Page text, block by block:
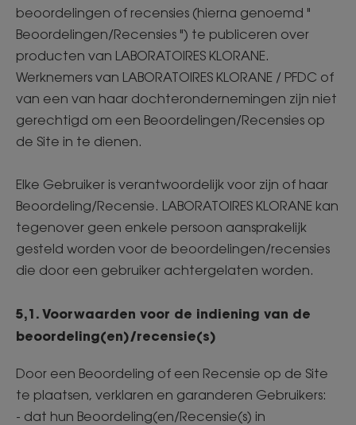
beoordelingen of recensies (hierna genoemd "
Beoordelingen/Recensies ") te publiceren over
producten van LABORATOIRES KLORANE.
Werknemers van LABORATOIRES KLORANE / PFDC of
van een van haar dochterondernemingen zijn niet
gerechtigd om een Beoordelingen/Recensies op
de Site in te dienen.
Elke Gebruiker is verantwoordelijk voor zijn of haar
Beoordeling/Recensie. LABORATOIRES KLORANE kan
tegenover geen enkele persoon aansprakelijk
gesteld worden voor de beoordelingen/recensies
die door een gebruiker achtergelaten worden.
5,1. Voorwaarden voor de indiening van de
beoordeling(en)/recensie(s)
Door een Beoordeling of een Recensie op de Site
te plaatsen, verklaren en garanderen Gebruikers:
- dat hun Beoordeling(en/Recensie(s) in